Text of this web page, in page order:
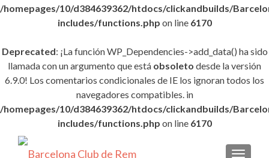
/homepages/10/d384639362/htdocs/clickandbuilds/
includes/functions.php on line 6170
Deprecated: ¡La función WP_Dependencies->add_data() ha sido
llamada con un argumento que está obsoleto desde la versión
6.9.0! Los comentarios condicionales de IE los ignoran todos los
navegadores compatibles. in
/homepages/10/d384639362/htdocs/clickandbuilds/
includes/functions.php on line 6170